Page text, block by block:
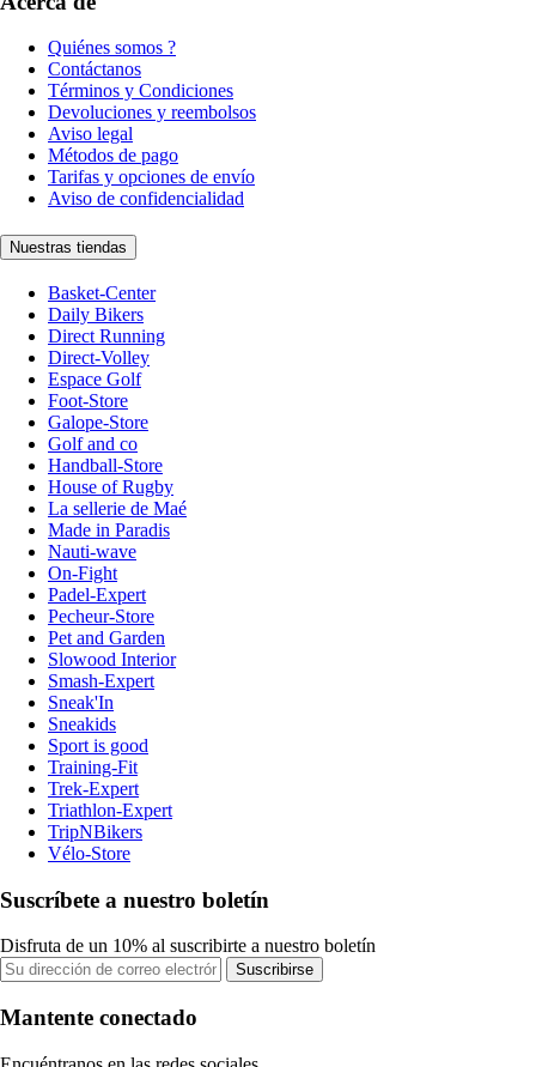
Quiénes somos ?
Contáctanos
Términos y Condiciones
Devoluciones y reembolsos
Aviso legal
Métodos de pago
Tarifas y opciones de envío
Aviso de confidencialidad
Nuestras tiendas
Basket-Center
Daily Bikers
Direct Running
Direct-Volley
Espace Golf
Foot-Store
Galope-Store
Golf and co
Handball-Store
House of Rugby
La sellerie de Maé
Made in Paradis
Nauti-wave
On-Fight
Padel-Expert
Pecheur-Store
Pet and Garden
Slowood Interior
Smash-Expert
Sneak'In
Sneakids
Sport is good
Training-Fit
Trek-Expert
Triathlon-Expert
TripNBikers
Vélo-Store
Suscríbete a nuestro boletín
Disfruta de un 10% al suscribirte a nuestro boletín
Suscribirse
Mantente conectado